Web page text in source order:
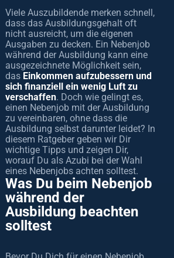
Viele Auszubildende merken schnell,
dass das Ausbildungsgehalt oft
nicht ausreicht, um die eigenen
Ausgaben zu decken. Ein Nebenjob
während der Ausbildung kann eine
ausgezeichnete Möglichkeit sein,
das Einkommen aufzubessern und
sich finanziell ein wenig Luft zu
verschaffen. Doch wie gelingt es,
einen Nebenjob mit der Ausbildung
zu vereinbaren, ohne dass die
Ausbildung selbst darunter leidet? In
diesem Ratgeber geben wir Dir
wichtige Tipps und zeigen Dir,
worauf Du als Azubi bei der Wahl
eines Nebenjobs achten solltest.
Was Du beim Nebenjob
während der
Ausbildung beachten
solltest